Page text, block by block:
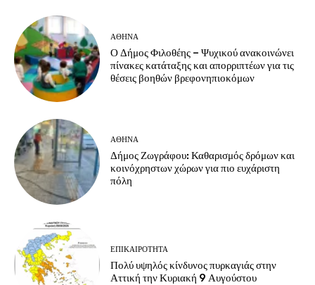
ΑΘΗΝΑ
Ο Δήμος Φιλοθέης – Ψυχικού ανακοινώνει
πίνακες κατάταξης και απορριπτέων για τις
θέσεις βοηθών βρεφονηπιοκόμων
ΑΘΗΝΑ
Δήμος Ζωγράφου: Καθαρισμός δρόμων και
κοινόχρηστων χώρων για πιο ευχάριστη
πόλη
ΕΠΙΚΑΙΡΟΤΗΤΑ
Πολύ υψηλός κίνδυνος πυρκαγιάς στην
Αττική την Κυριακή 9 Αυγούστου